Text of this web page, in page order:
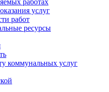
работах
услуг
работ
ресурсы
коммунальных услуг